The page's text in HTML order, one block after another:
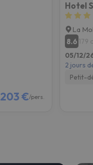
203 €/pers.
Hotel
La
8.6 179
05/12/
2 jours
Petit-